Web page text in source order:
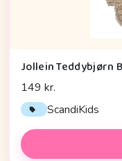
Jollein Teddybjørn
149 kr.
ScandiKids